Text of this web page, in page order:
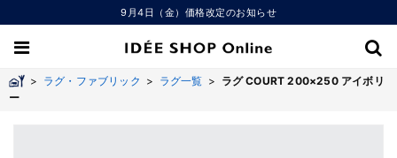
9月4日（金）価格改定のお知らせ
> ラグ・ファブリック > ラグ一覧 > ラグ COURT 200×250 アイボリ
ー